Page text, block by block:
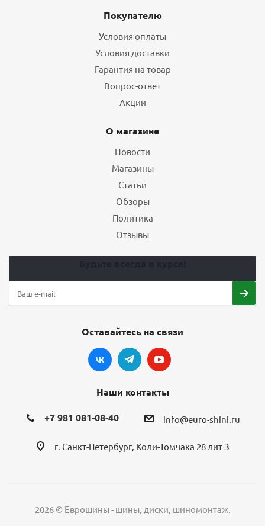
Покупателю
Условия оплаты
Условия доставки
Гарантия на товар
Вопрос-ответ
Акции
О магазине
Новости
Магазины
Статьи
Обзоры
Политика
Отзывы
Оставайтесь на связи
Наши контакты
+7 981 081-08-40 info@euro-shini.ru
г. Санкт-Петербург, Коли-Томчака 28 лит З
2026 © Еврошины - шины, диски, шиномонтаж.